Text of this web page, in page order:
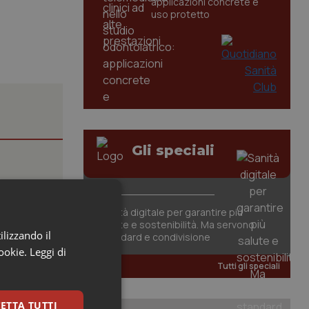
uso protetto
Gli speciali
Sanità digitale per garantire più
salute e sostenibilità. Ma servono
standard e condivisione
Tutti gli speciali
il
Leggi di
TUTTI